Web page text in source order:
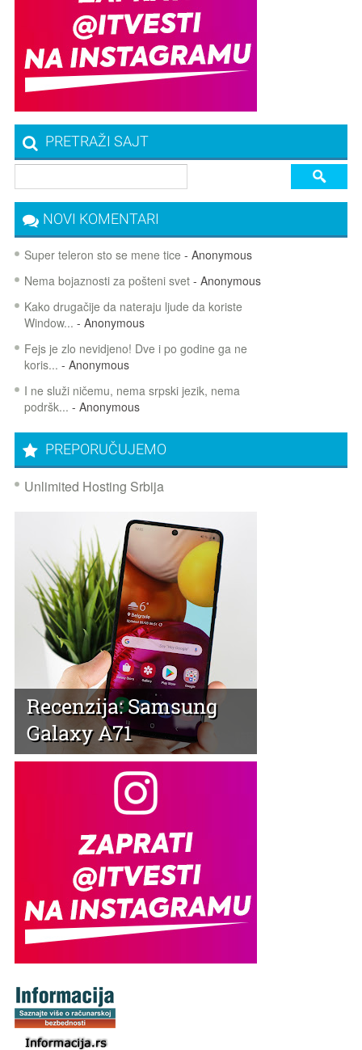
PRETRAŽI SAJT
NOVI KOMENTARI
Super teleron sto se mene tice - Anonymous
Nema bojaznosti za pošteni svet- Anonymous
Kako drugačije da nateraju ljude da koriste
Window... - Anonymous
Fejs je zlo nevidjeno! Dve i po godine ga ne
koris... - Anonymous
I ne služi ničemu, nema srpski jezik, nema
podršk... - Anonymous
PREPORUČUJEMO
Unlimited Hosting Srbija
Recenzija: Samsung
Galaxy A71